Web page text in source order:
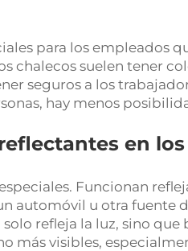
para los empleados
chalecos suelen tener
seguros a los
hay menos
en
Funcionan
automóvil u otra fuente
refleja la luz, sino que
más visibles,